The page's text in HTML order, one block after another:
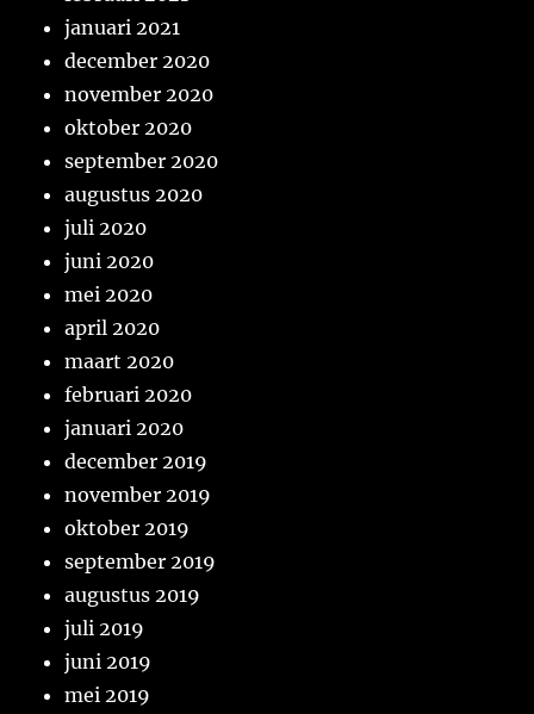
januari 2021
december 2020
november 2020
oktober 2020
september 2020
augustus 2020
juli 2020
juni 2020
mei 2020
april 2020
maart 2020
februari 2020
januari 2020
december 2019
november 2019
oktober 2019
september 2019
augustus 2019
juli 2019
juni 2019
mei 2019